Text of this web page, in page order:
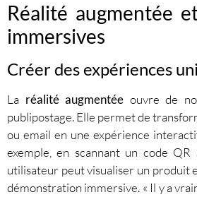
Réalité augmentée
immersives
Créer des expériences
La réalité augmentée ouvre de
publipostage. Elle permet de
ou email en une expérience
exemple, en scannant un code
utilisateur peut visualiser un produit
démonstration immersive. « Il y a